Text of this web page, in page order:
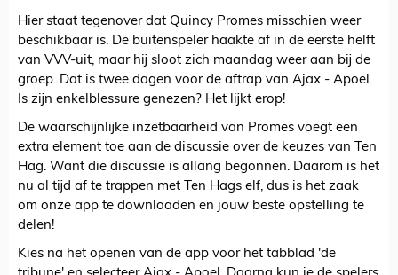
Hier staat tegenover dat Quincy Promes misschien weer
beschikbaar is. De buitenspeler haakte af in de eerste helft
van VVV-uit, maar hij sloot zich maandag weer aan bij de
groep. Dat is twee dagen voor de aftrap van Ajax - Apoel.
Is zijn enkelblessure genezen? Het lijkt erop!
De waarschijnlijke inzetbaarheid van Promes voegt een
extra element toe aan de discussie over de keuzes van Ten
Hag. Want die discussie is allang begonnen. Daarom is het
nu al tijd af te trappen met Ten Hags elf, dus is het zaak
om onze app te downloaden en jouw beste opstelling te
delen!
Kies na het openen van de app voor het tabblad 'de